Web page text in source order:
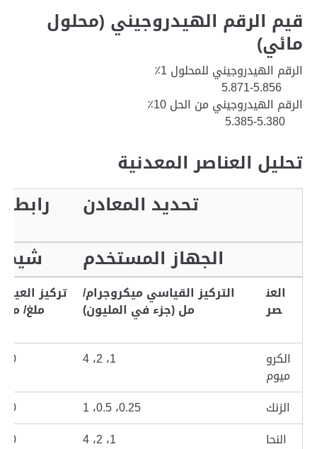
قيم الرقم الهيدروجيني (محلول
مائي)
الرقم الهيدروجيني للمحلول 1٪
الرقم الهيدروجيني من الحل 10٪
تحليل العناصر المعدنية
تحديد المعادن
الجهاز المستخدم
العن
صر
التركيز القياسي ميكروجرام/
مل(جزء في المليون)
تركيز العينة
ملغ/ مل
الكرو
ميوم
1، 2، 4 20
الزنك 0.25، 0.5، 1
20
النحا
1، 2، 4 20